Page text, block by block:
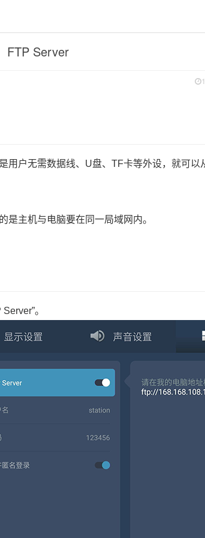
FTP Server
用户无需数据线、U盘、TF卡等外设，就可以
是主机与电脑要在同一局域网内。
。